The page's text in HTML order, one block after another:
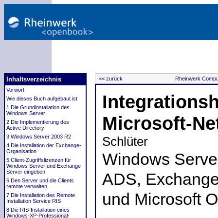
Inhaltsverzeichnis
Vorwort
Wie dieses Buch aufgebaut ist
1 Die Grundinstallation des
Windows Server
2 Die Implementierung des
Active Directory
3 Windows Server 2003 R2
4 Die Installation der Exchange-
Organisation
5 Client-Zugriffslizenzen für
Windows Server und Exchange
Server eingeben
6 Den Server und die Clients
remote verwalten
7 Die Installation des Remote
Installation Service RIS
8 Die RIS-Installation eines
Windows-XP-Professional-
<< zurück Rheinwerk
Microsoft-
Schlüter
Windows
ADS,
und Microsoft